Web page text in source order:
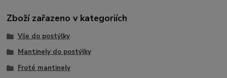
Zboží zařazeno v kategoriích
Vše do postýlky
Mantinely do postýlky
Froté mantinely